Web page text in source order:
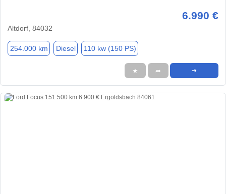
6.990 €
Altdorf, 84032
254.000 km Diesel 110 kw (150 PS)
★ ➦ ➜